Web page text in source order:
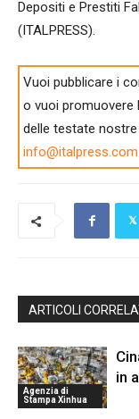
Depositi e Prestiti
(ITALPRESS).
Vuoi pubblicare i
o vuoi promuovere
delle testate
info@italpress.com
ARTICOLI
Agenzia di
Stampa Xinhua
in